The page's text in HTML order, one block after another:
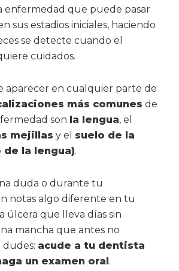
enfermedad que puede pasar
sus estadios iniciales, haciendo
se detecte cuando el
cuidados.
aparecer en cualquier parte de
más comunes de
son la lengua, el
mejillas y el suelo de la
de la lengua).
duda o durante tu
notas algo diferente en tu
úlcera que lleva días sin
mancha que antes no
dudes: acude a tu dentista
un examen oral.